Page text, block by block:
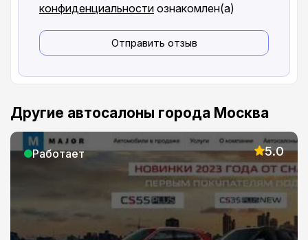
конфиденциальности ознакомлен(а)
Отправить отзыв
Другие автосалоны города Москва
Работает 5.0